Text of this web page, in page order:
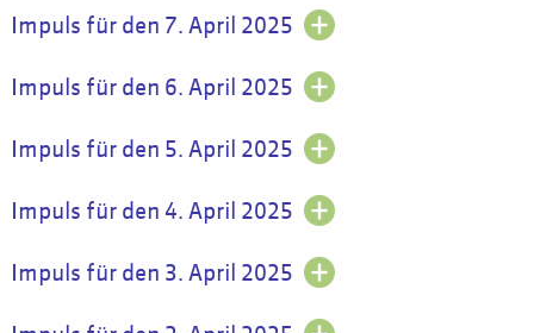
Impuls für den 7. April 2025
Impuls für den 6. April 2025
Impuls für den 5. April 2025
Impuls für den 4. April 2025
Impuls für den 3. April 2025